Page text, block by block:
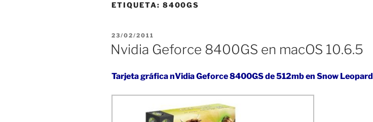
ETIQUETA: 8400GS
PUBLICADO
EL
23/02/2011
Nvidia Geforce 8400GS en macOS 10.6.5
Tarjeta gráfica nVidia Geforce 8400GS de 512mb en Snow Leopard